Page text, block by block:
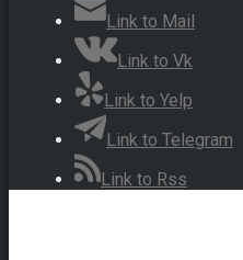
Link to Mail
Link to Vk
Link to Yelp
Link to Telegram
Link to Rss